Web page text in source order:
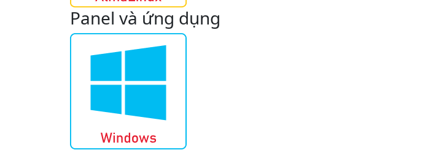
Panel và ứng dụng